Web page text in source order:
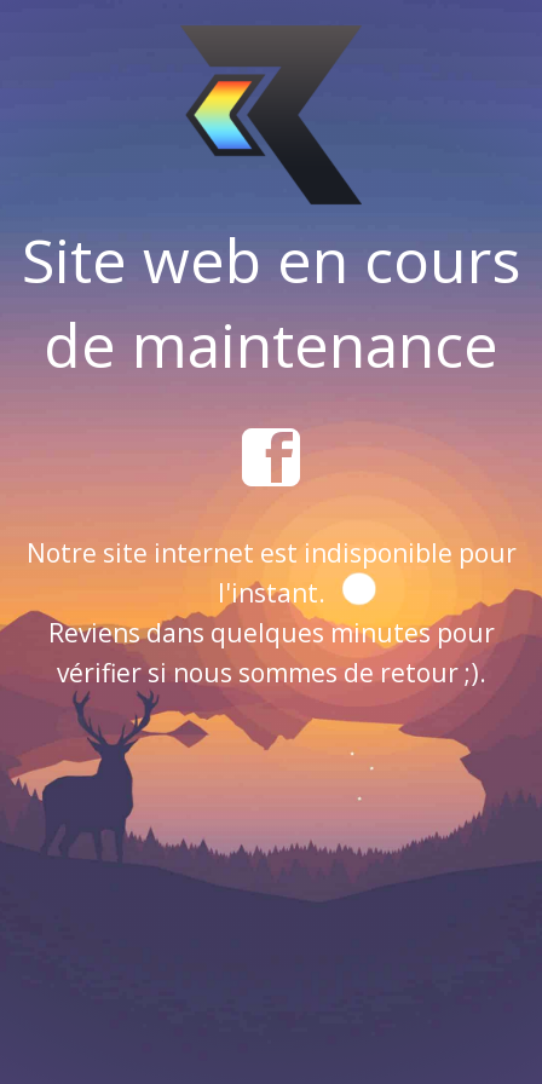
Site web en cours
de maintenance
Notre site internet est indisponible pour
l'instant.
Reviens dans quelques minutes pour
vérifier si nous sommes de retour ;).